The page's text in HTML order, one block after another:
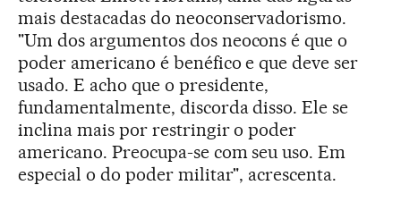
mais destacadas do neoconservadorismo.
"Um dos argumentos dos neocons é que o
poder americano é benéfico e que deve ser
usado. E acho que o presidente,
fundamentalmente, discorda disso. Ele se
inclina mais por restringir o poder
americano. Preocupa-se com seu uso. Em
especial o do poder militar", acrescenta.